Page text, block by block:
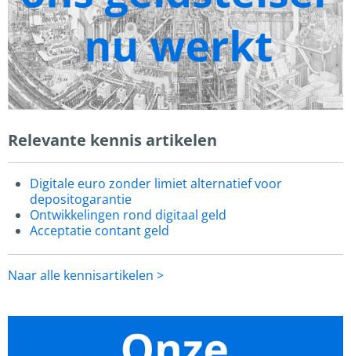
Relevante kennis artikelen
Digitale euro zonder limiet alternatief voor
depositogarantie
Ontwikkelingen rond digitaal geld
Acceptatie contant geld
Naar alle kennisartikelen >